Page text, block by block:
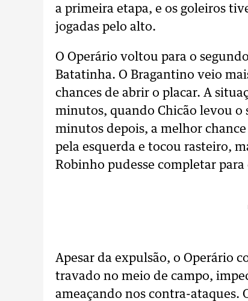
a primeira etapa, e os goleiros
jogadas pelo alto.
O Operário voltou para o
Batatinha. O Bragantino veio
chances de abrir o placar. A
minutos, quando Chicão levou o
minutos depois, a melhor
pela esquerda e tocou rasteiro,
Robinho pudesse completar para
Apesar da expulsão, o Operário
travado no meio de campo,
ameaçando nos contra-ataques.